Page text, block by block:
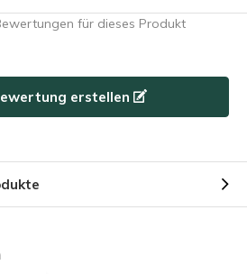
für dieses Produkt
erstellen